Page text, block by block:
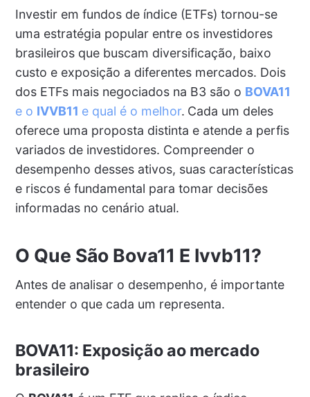
Investir em fundos de índice (ETFs) tornou-se
uma estratégia popular entre os investidores
brasileiros que buscam diversificação, baixo
custo e exposição a diferentes mercados. Dois
dos ETFs mais negociados na B3 são o BOVA11
e o IVVB11 e qual é o melhor. Cada um deles
oferece uma proposta distinta e atende a perfis
variados de investidores. Compreender o
desempenho desses ativos, suas características
e riscos é fundamental para tomar decisões
informadas no cenário atual.
O Que São Bova11 E Ivvb11?
Antes de analisar o desempenho, é importante
entender o que cada um representa.
BOVA11: Exposição ao mercado
brasileiro